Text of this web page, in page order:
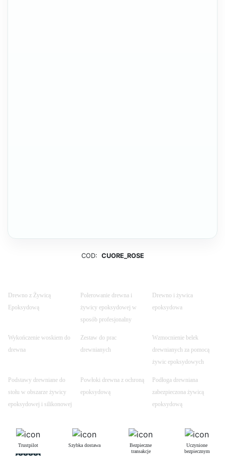
COD: CUORE_ROSE
Drewno z Żywicą
Epoksydową
Polerowanie drewna i
żywicy epoksydowej w
sposób profesjonalny
Drewno i żywica
epoksydowa
Wykończenie woskiem do
drewna
Zestaw do prac
drewnianych
Wzmocnienie belek
drewnianych za pomocą
żywic epoksydowych
Podstawy drewniane do
stołu w obszarze żywicy
epoksydowej i silikonowej
Powłoki drewna z ochroną
epoksydową
Podłoga drewniana
zabezpieczona żywicą
epoksydową
Trustpilot Szybka dostawa
Bezpieczne
transakcje
Uczynione
bezpiecznym